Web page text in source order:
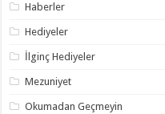
Haberler
Hediyeler
İlginç Hediyeler
Mezuniyet
Okumadan Geçmeyin